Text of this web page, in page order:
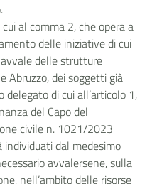
al comma 2, che opera a
delle iniziative di cui
delle strutture
Abruzzo, dei soggetti già
delegato di cui all’articolo 1,
del Capo del
civile n. 1021/2023
dal medesimo
avvalersene, sulla
nell’ambito delle risorse